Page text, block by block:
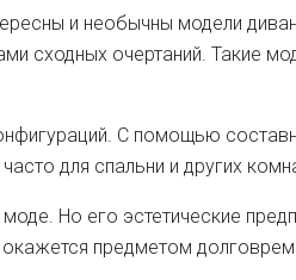
и необычны модели
сходных очертаний. Такие
С помощью
для спальни и других
Но его эстетические
предметом